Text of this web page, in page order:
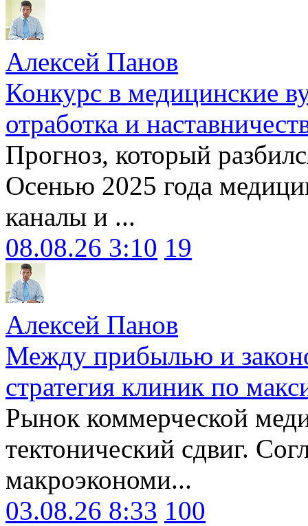
Алексей Панов
Конкурс в медицинские
отработка и
Прогноз, который
Осенью 2025 года
каналы и ...
08.08.26 3:10 19
Алексей Панов
Между прибылью и
стратегия клиник по
Рынок коммерческой
тектонический сдвиг.
макроэкономи...
03.08.26 8:33 100